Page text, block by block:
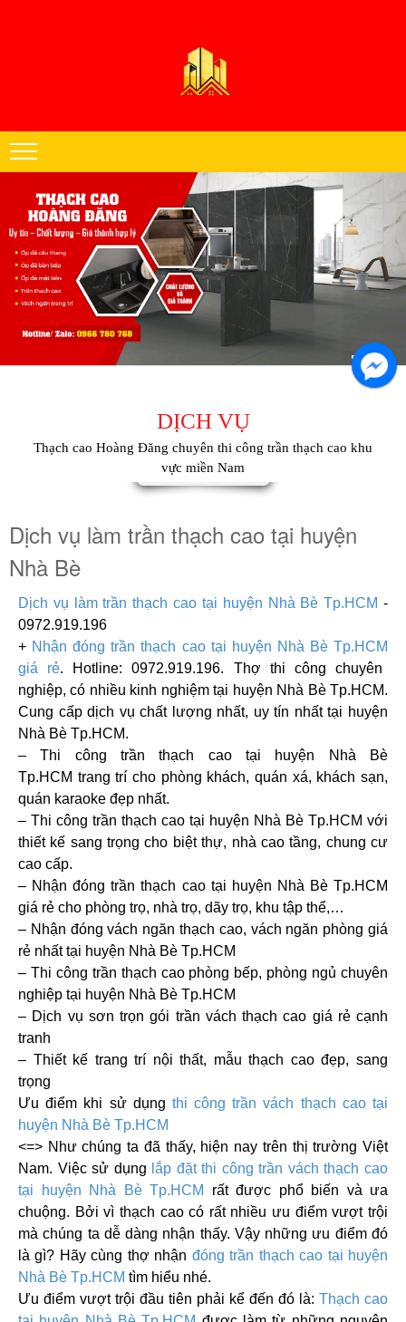
Nam
DỊCH VỤ
Thạch cao Hoàng Đăng chuyên thi công trần thạch cao khu
vực miền Nam
Dịch vụ làm trần thạch cao tại huyện
Nhà Bè
Dịch vụ làm trần thạch cao tại huyện Nhà Bè Tp.HCM -
0972.919.196
+ Nhận đóng trần thạch cao tại huyện Nhà Bè Tp.HCM
giá rẻ. Hotline: 0972.919.196. Thợ thi công chuyên
nghiệp, có nhiều kinh nghiệmtại huyện Nhà Bè Tp.HCM.
Cung cấp dịch vụ chất lượng nhất, uy tín nhấttại huyện
Nhà Bè Tp.HCM.
– Thi công trần thạch cao tại huyện Nhà Bè
Tp.HCM trang trí cho phòng khách, quán xá, khách sạn,
quán karaoke đẹp nhất.
– Thi công trần thạch cao tại huyện Nhà Bè Tp.HCM với
thiết kế sang trọng cho biệt thự, nhà cao tầng, chung cư
cao cấp.
– Nhận đóng trần thạch cao tại huyện Nhà Bè Tp.HCM
giá rẻ cho phòng trọ, nhà trọ, dãy trọ, khu tập thể,…
– Nhận đóng vách ngăn thạch cao, vách ngăn phòng giá
rẻ nhấttại huyện Nhà Bè Tp.HCM
– Thi công trần thạch cao phòng bếp, phòng ngủ chuyên
nghiệp tại huyện Nhà Bè Tp.HCM
– Dịch vụ sơn trọn gói trần vách thạch cao giá rẻ cạnh
tranh
– Thiết kế trang trí nội thất, mẫu thạch cao đẹp, sang
trọng
Ưu điểm khi sử dụng thi công trần vách thạch caotại
huyện Nhà Bè Tp.HCM
<=> Như chúng ta đã thấy, hiện nay trên thị trường Việt
Nam. Việc sử dụng lắp đặt thi công trần vách thạch cao
tại huyện Nhà Bè Tp.HCM
rất được phổ biến và ưa
chuộng. Bởi vì thạch cao có rất nhiều ưu điểm vượt trội
mà chúng ta dễ dàng nhận thấy. Vậy những ưu điểm đó
là gì? Hãy cùng thợ nhận đóng trần thạch cao tại huyện
Nhà Bè Tp.HCM tìm hiểu nhé.
Ưu điểm vượt trội đầu tiên phải kể đến đó là: Thạch cao